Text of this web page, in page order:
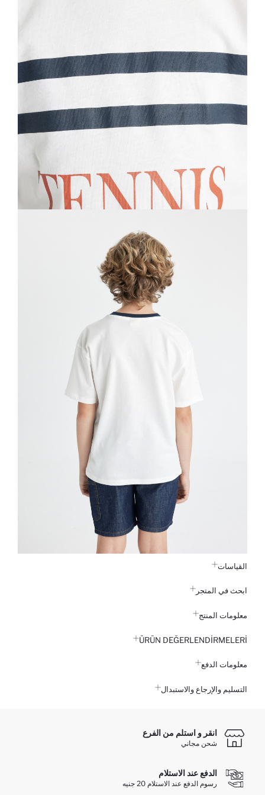
القياسات
ابحث في المتجر
معلومات المنتج
ÜRÜN DEĞERLENDİRMELERİ
معلومات الدفع
التسليم والإرجاع والاستبدال
انقر و استلم من الفرع
شحن مجاني
الدفع عند الاستلام
رسوم الدفع عند الاستلام 20 جنيه